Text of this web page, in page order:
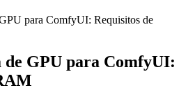
para ComfyUI: Requisitos de
de GPU para ComfyUI: